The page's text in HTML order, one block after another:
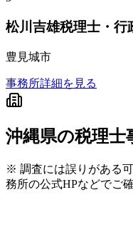
松川吉雄税理士・行
豊見城市
事務所詳細を見る
沖縄県の税理士
※ 調査には誤りがある
務所の公式HPなどでご